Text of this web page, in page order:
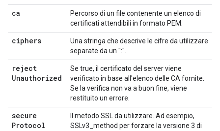
ca
Percorso di un file contenente un elenco di
certificati attendibili in formato PEM.
ciphers
Una stringa che descrive le cifre da utilizzare
separate da un ":".
reject
Unauthorized
Se true, il certificato del server viene
verificato in base all'elenco delle CA fornite.
Se la verifica non va a buon fine, viene
restituito un errore.
secure
Protocol
Il metodo SSL da utilizzare. Ad esempio,
SSLv3_method per forzare la versione 3 di